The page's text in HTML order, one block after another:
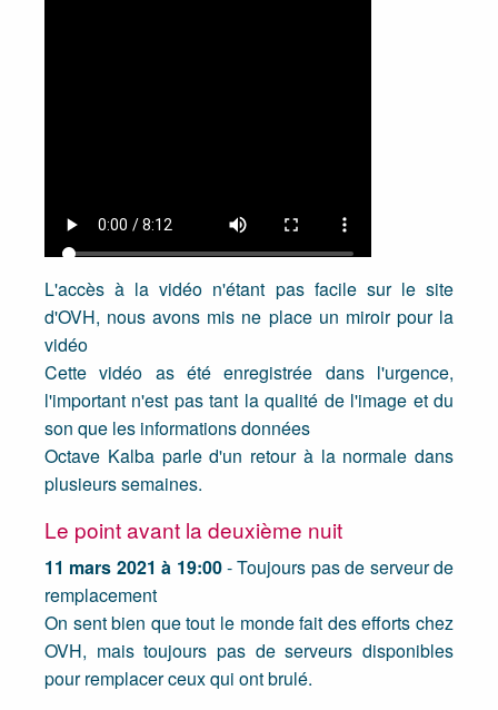
L'accès à la vidéo n'étant pas facile sur le site
d'OVH, nous avons mis ne place un miroir pour la
vidéo
Cette vidéo as été enregistrée dans l'urgence,
l'important n'est pas tant la qualité de l'image et du
son que les informations données
Octave Kalba parle d'un retour à la normale dans
plusieurs semaines.
Le point avant la deuxième nuit
11 mars 2021 à 19:00- Toujours pas de serveur de
remplacement
On sent bien que tout le monde fait des efforts chez
OVH, mais toujours pas de serveurs disponibles
pour remplacer ceux qui ont brulé.